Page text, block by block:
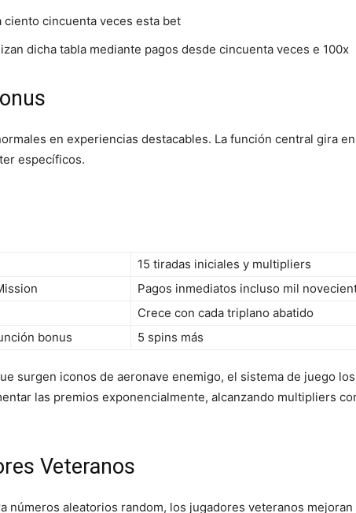
cincuenta veces esta bet
dicha tabla mediante pagos desde cincuenta veces e 100x
en experiencias destacables. La función central gira
específicos.
15 tiradas iniciales y multipliers
Pagos inmediatos incluso mil
Crece con cada triplano abatido
bonus 5 spins más
surgen iconos de aeronave enemigo, el sistema de juego
las premios exponencialmente, alcanzando multipliers
Veteranos
números aleatorios random, los jugadores veteranos